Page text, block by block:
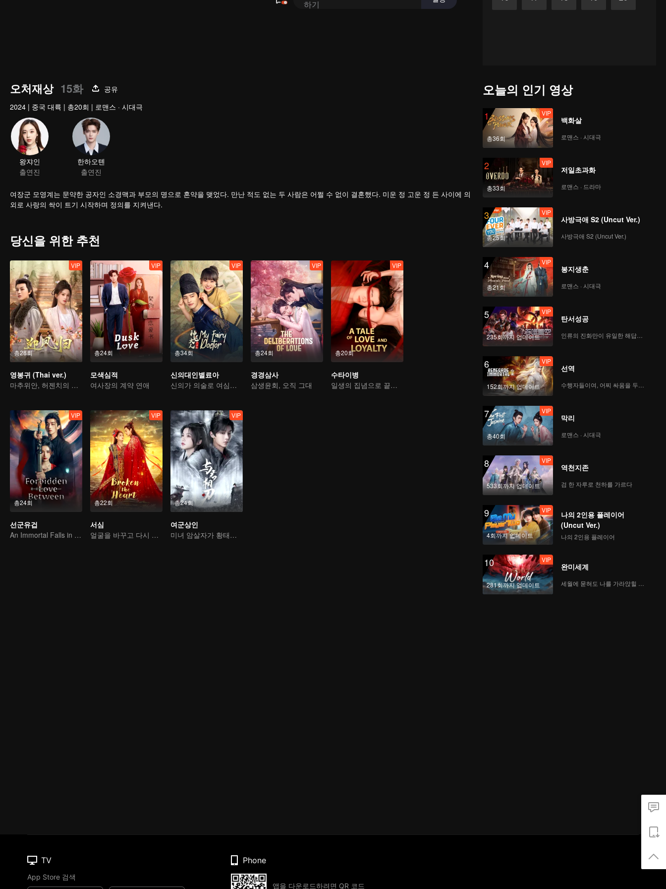
오처재상 15화
공유
2024 | 중국 대륙 | 총20회 | 로맨스 · 시대극
왕쟈인
출연진
한하오톈
출연진
여장군 모영계는 문약한 공자인 소경맥과 부모의 명으로 혼약을 맺었다. 만난 적도 없는 두 사람은 어쩔 수 없이 결혼했다. 미운 정 고운 정 든 사이에 의
외로 사랑의 싹이 트기 시작하며 정의를 지켜낸다.
당신을 위한 추천
총28회
VIP
영봉귀 (Thai ver.)
마추위안, 허젠치의 인생 역습
총24회
VIP
모색심적
여사장의 계약 연애
총34회
VIP
신의대인별료아
신의가 의술로 여심을 사로잡는다
총24회
VIP
경경삼사
삼생윤회, 오직 그대
총20회
VIP
수타이병
일생의 집념으로 끝없는 얽매임을 바꾸다
총24회
VIP
선군유겁
An Immortal Falls in Love With a Witch
총22회
VIP
서심
얼굴을 바꾸고 다시 태어나다, 사랑의 감옥에서 벗어날 수 없다
총24회
VIP
여군상인
미녀 암살자가 황태자의 마음을 사로잡는다
오늘의 인기 영상
1
총36회
VIP
백화살
로맨스 · 시대극
2
총33회
VIP
저일초과화
로맨스 · 드라마
3
총25회
VIP
사방극애 S2 (Uncut Ver.)
사방극애 S2 (Uncut Ver.)
4
총21회
VIP
봉지생춘
로맨스 · 시대극
5
235회까지 업데이트
VIP
탄서성공
인류의 진화만이 유일한 해답이다
6
152회까지 업데이트
VIP
선역
7
총40회
VIP
막리
로맨스 · 시대극
8
533회까지 업데이트
VIP
역천지존
검 한 자루로 천하를 가르다
9
4회까지 업데이트
VIP
나의 2인용 플레이어
(Uncut Ver.)
나의 2인용 플레이어
10
281회까지 업데이트
VIP
완미세계
TV
App Store 검색
Phone
앱을 다운로드하려면 QR 코드